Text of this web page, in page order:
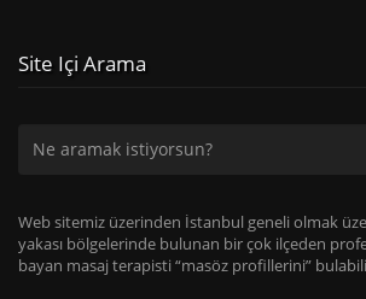
Site Içi Arama
Web sitemiz üzerinden İstanbul geneli olmak
yakası bölgelerinde bulunan bir çok ilçeden
bayan masaj terapisti “masöz profillerini”